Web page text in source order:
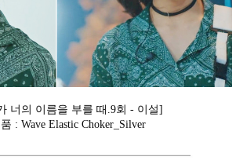
너의 이름을 부를 때.9회 - 이설]
: Wave Elastic Choker_Silver